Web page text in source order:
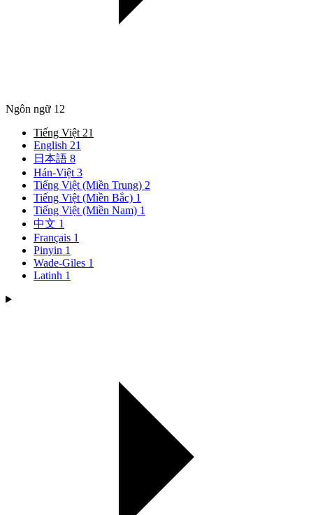
Ngôn ngữ 12
Tiếng Việt 21
English 21
日本語 8
Hán-Việt 3
Tiếng Việt (Miền Trung) 2
Tiếng Việt (Miền Bắc) 1
Tiếng Việt (Miền Nam) 1
中文 1
Français 1
Pinyin 1
Wade-Giles 1
Latinh 1